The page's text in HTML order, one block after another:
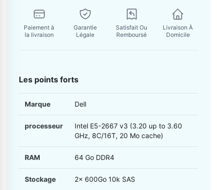
Paiement à
la livraison
Garantie
Légale
Satisfait Ou
Remboursé
Livraison À
Domicile
Les points forts
Marque Dell
processeur
Intel E5-2667 v3 (3.20 up to 3.60
GHz, 8C/16T, 20 Mo cache)
RAM 64 Go DDR4
Stockage 2x 600Go 10k SAS